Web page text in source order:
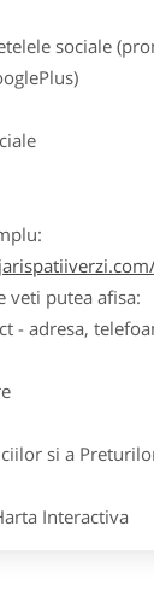
sociale
veti putea afisa:
adresa,
si a
Interactiva